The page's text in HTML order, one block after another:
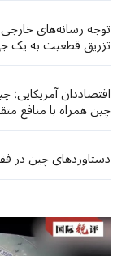
توجه رسانه‌های
تزریق قطعیت به یک
اقتصاددان
چین همراه با منافع
دستاوردهای چین در